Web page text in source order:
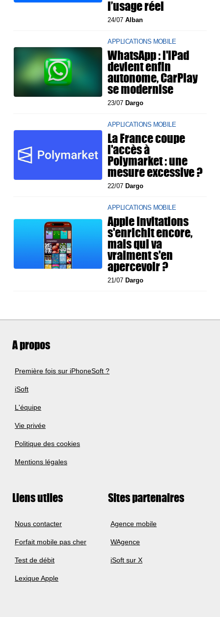
l’usage réel
24/07Alban
APPLICATIONS MOBILE
WhatsApp : l'iPad
devient enfin
autonome, CarPlay
se modernise
23/07 Dargo
APPLICATIONS MOBILE
La France coupe
l'accès à
Polymarket : une
mesure excessive ?
22/07 Dargo
APPLICATIONS MOBILE
Apple Invitations
s'enrichit encore,
mais qui va
vraiment s'en
apercevoir ?
21/07 Dargo
A propos
Première fois sur iPhoneSoft ?
iSoft
L'équipe
Vie privée
Politique des cookies
Mentions légales
Liens utiles
Nous contacter
Forfait mobile pas cher
Test de débit
Lexique Apple
Sites partenaires
Agence mobile
WAgence
iSoft sur X